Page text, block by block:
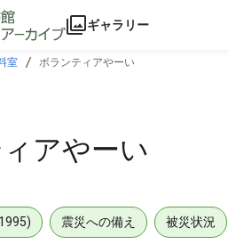
ギャラリー
室 ボランティアやーい
アやーい
震災への備え 被災状況